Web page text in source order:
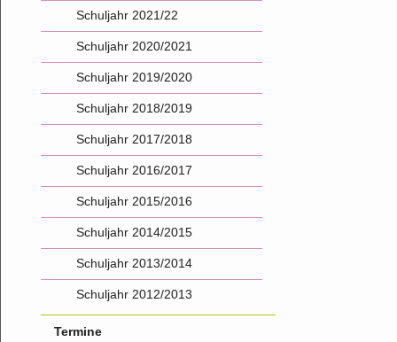
Schuljahr 2021/22
Schuljahr 2020/2021
Schuljahr 2019/2020
Schuljahr 2018/2019
Schuljahr 2017/2018
Schuljahr 2016/2017
Schuljahr 2015/2016
Schuljahr 2014/2015
Schuljahr 2013/2014
Schuljahr 2012/2013
Termine